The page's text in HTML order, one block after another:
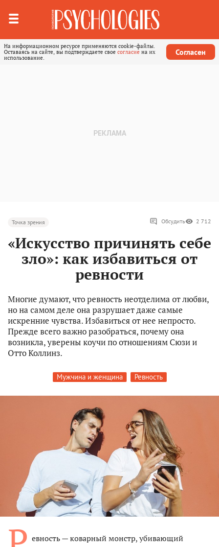
На информационном ресурсе применяются cookie-файлы.
Оставаясь на сайте, вы подтверждаете свое согласие на их
использование.
Согласен
Точка зрения Обсудить 2 712
«Искусство причинять себе
зло»: как избавиться от
ревности
Многие думают, что ревность неотделима от любви,
но на самом деле она разрушает даже самые
искренние чувства. Избавиться от нее непросто.
Прежде всего важно разобраться, почему она
возникла, уверены коучи по отношениям Сюзи и
Отто Коллинз.
Мужчина и женщина Ревность
евность — коварный монстр, убивающий